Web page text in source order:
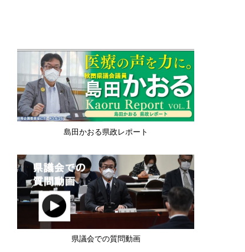
島田かおる県政レポート
県議会での質問動画